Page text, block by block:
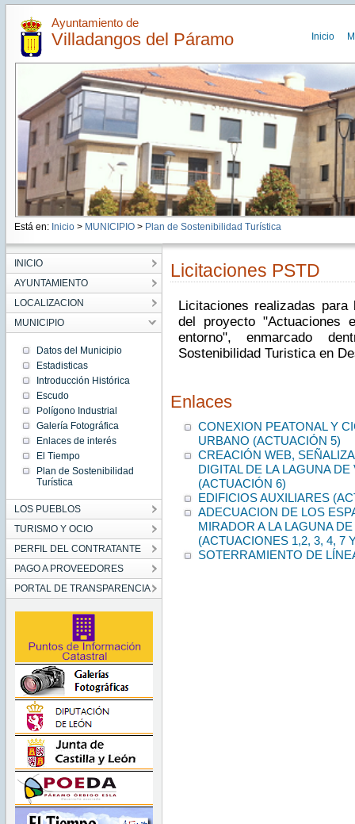
Ayuntamiento de
Villadangos del Páramo Inicio
Está en: Inicio > MUNICIPIO> Plan de Sostenibilidad Turística
INICIO
AYUNTAMIENTO
LOCALIZACION
MUNICIPIO
Datos del Municipio
Estadisticas
Introducción Histórica
Escudo
Polígono Industrial
Galería Fotográfica
Enlaces de interés
El Tiempo
Plan de Sostenibilidad
Turística
LOS PUEBLOS
TURISMO Y OCIO
PERFIL DEL CONTRATANTE
PAGO A PROVEEDORES
PORTAL DE TRANSPARENCIA
Licitaciones PSTD
Licitaciones realizadas
del proyecto "Actuaciones
entorno", enmarcado
Sostenibilidad Turistica en
Enlaces
CONEXION PEATONAL Y
URBANO (ACTUACIÓN 5)
CREACIÓN WEB,
DIGITAL DE LA LAGUNA
(ACTUACIÓN 6)
EDIFICIOS AUXILIARES
ADECUACION DE LOS
MIRADOR A LA LAGUNA
(ACTUACIONES 1,2, 3, 4, 7
SOTERRAMIENTO DE